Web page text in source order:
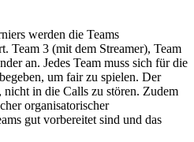
werden die Teams
Team 3 (mit dem Streamer), Team
an. Jedes Team muss sich für die
um fair zu spielen. Der
in die Calls zu stören. Zudem
organisatorischer
gut vorbereitet sind und das